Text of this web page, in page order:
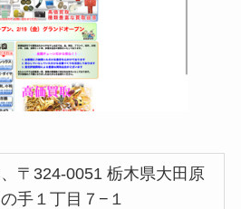
〒324-0051 栃木県大田原
手１丁目７−１